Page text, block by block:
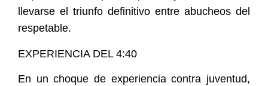
llevarse el triunfo definitivo entre abucheos del
respetable.
EXPERIENCIA DEL 4:40
En un choque de experiencia contra juventud,